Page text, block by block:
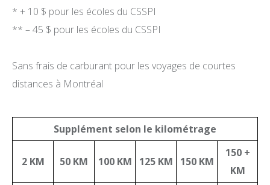
ENGLISH
* + 10 $ pour les écoles du CSSPI
** – 45 $ pour les écoles du CSSPI
Sans frais de carburant pour les voyages de courtes
distances à Montréal
Supplément selon le kilométrage
2 KM 50 KM 100 KM 125 KM 150 KM
150 +
KM